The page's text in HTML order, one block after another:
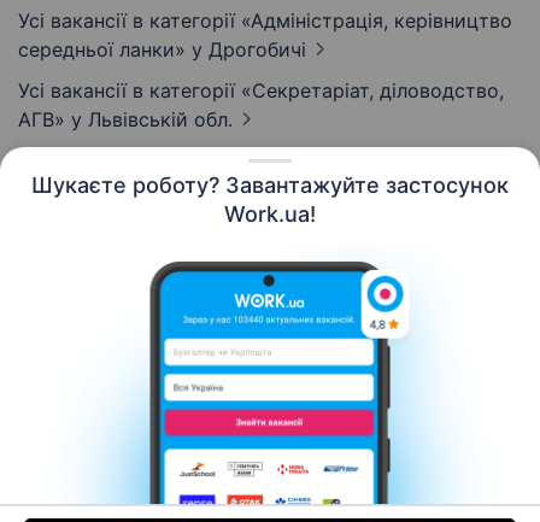
Шукаєте роботу? Завантажуйте застосунок
Work.ua!
Усі вакансії в категорії «Адмiнiстрацiя, керівництво
середньої ланки» у Дрогобичі
Усі вакансії в категорії «Секретаріат, діловодство,
АГВ» у Львівській обл.
Контакти Про нас
Кар’єра
Допомога Умови використання